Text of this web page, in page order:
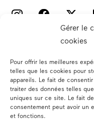
Gérer le
cookies
Pour offrir les meilleures
telles que les cookies pour
appareils. Le fait de
traiter des données telles
uniques sur ce site. Le fait
consentement peut avoir un
et fonctions.